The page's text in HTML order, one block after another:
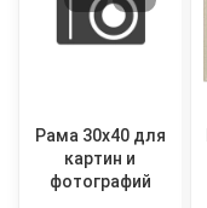
Рама 30x40 для
картин и
фотографий